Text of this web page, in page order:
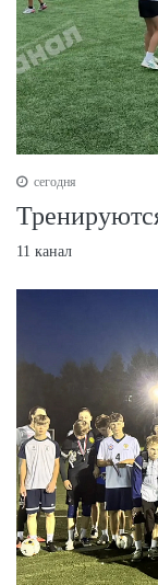
сегодня
11 канал